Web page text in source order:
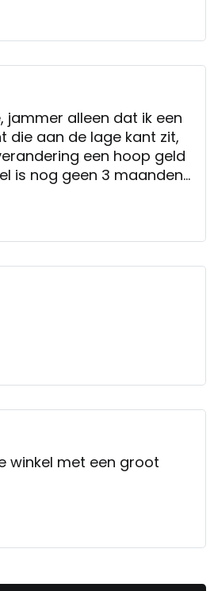
jammer alleen dat ik een
die aan de lage kant zit,
een hoop geld
is nog geen 3 maanden
winkel met een groot